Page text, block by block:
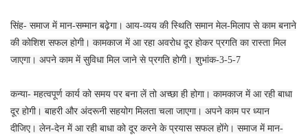
सिंह- समाज में मान-सम्मान बढ़ेगा। आय-व्यय की स्थिति समान मेल-मिलाप से काम बनाने
की कोशिश सफल होगी। कामकाज में आ रहा अवरोध दूर होकर प्रगति का रास्ता मिल
जाएगा। अपने काम में सुविधा मिल जाने से प्रगति होगी। शुभांक-3-5-7
कन्या- महत्वपूर्ण कार्य को समय पर बना लें तो अच्छा ही होगा। कामकाज में आ रही बाधा
दूर होगी। बाहरी और अंदरूनी सहयोग मिलता चला जाएगा। अपने काम पर ध्यान
दीजिए। लेन-देन में आ रही बाधा को दूर करने के प्रयास सफल होंगे। समाज में मान-